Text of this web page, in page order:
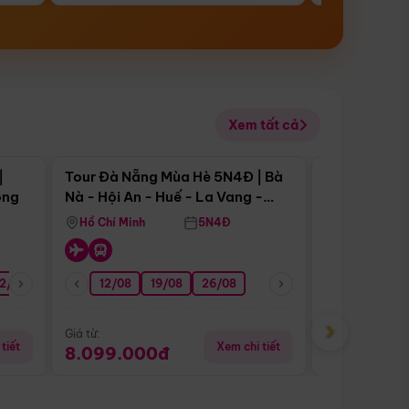
Xem tất cả
08 26/08 05/09 09/09 12/09
tiết
Điểm nổi bật
Tour Đà Nẵng Mùa Hè 5N4Đ | Bà
Nà - Hội An - Huế - La Vang -
Động Thiên Đường
Hồ Chí Minh 5N4Đ
12/08 19/08 26/08
Giá từ:
8.099.000đ Xem chi tiết
Giá từ:
›